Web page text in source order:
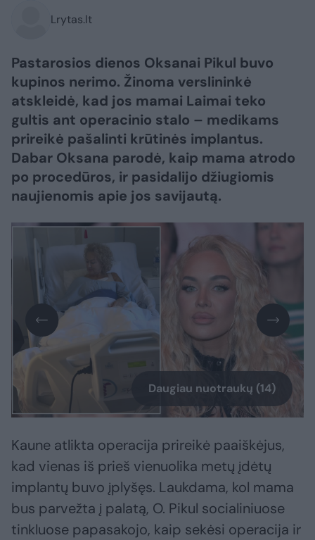
Lrytas.lt
Pastarosios dienos Oksanai Pikul buvo
kupinos nerimo. Žinoma verslininkė
atskleidė, kad jos mamai Laimai teko
gultis ant operacinio stalo – medikams
prireikė pašalinti krūtinės implantus.
Dabar Oksana parodė, kaip mama atrodo
po procedūros, ir pasidalijo džiugiomis
naujienomis apie jos savijautą.
Daugiau nuotraukų (14)
Kaune atlikta operacija prireikė paaiškėjus,
kad vienas iš prieš vienuolika metų įdėtų
implantų buvo įplyšęs. Laukdama, kol mama
bus parvežta į palatą, O. Pikul socialiniuose
tinkluose papasakojo, kaip sekėsi operacija ir